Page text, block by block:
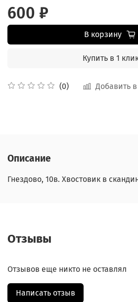
(0) Добавить
600 ₽
В корзину
Купить в 1
Описание
Гнездово, 10в. Хвостовик в
Отзывы
Отзывов еще никто не оставлял
Написать отзыв